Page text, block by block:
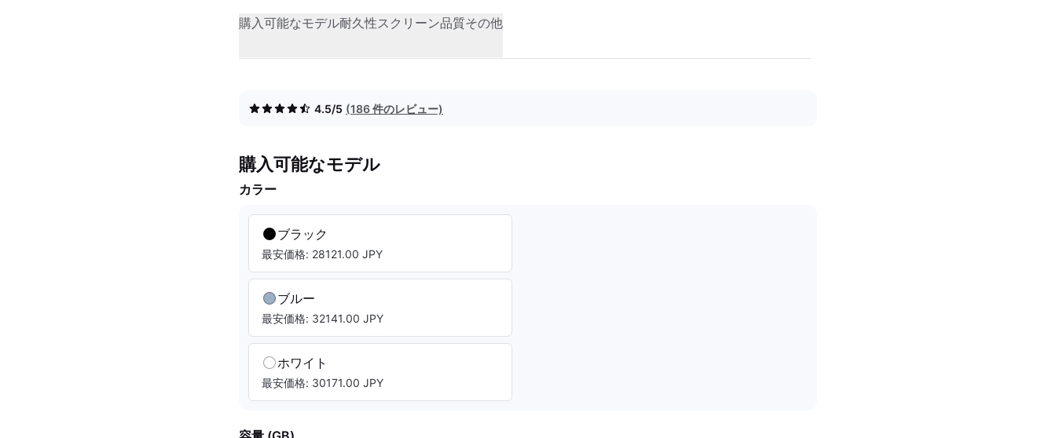
購入可能なモデル耐久性スクリーン品質その他
4.5/5 (186 件のレビュー)
購入可能なモデル
カラー
ブラック
最安価格: 28121.00 JPY
ブルー
最安価格: 32141.00 JPY
ホワイト
最安価格: 30171.00 JPY